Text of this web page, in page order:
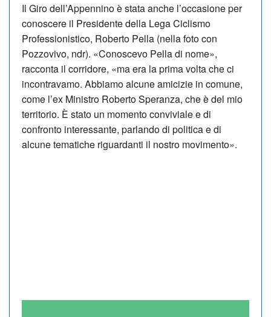
Il Giro dell’Appennino è stata anche l’occasione per
conoscere il Presidente della Lega Ciclismo
Professionistico, Roberto Pella (nella foto con
Pozzovivo, ndr). «Conoscevo Pella di nome»,
racconta il corridore, «ma era la prima volta che ci
incontravamo. Abbiamo alcune amicizie in comune,
come l’ex Ministro Roberto Speranza, che è del mio
territorio. È stato un momento conviviale e di
confronto interessante, parlando di politica e di
alcune tematiche riguardanti il nostro movimento».